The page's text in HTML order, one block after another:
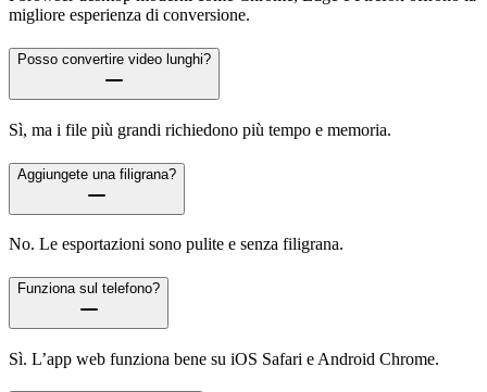
migliore esperienza di conversione.
Posso convertire video lunghi?
Sì, ma i file più grandi richiedono più tempo e memoria.
Aggiungete una filigrana?
No. Le esportazioni sono pulite e senza filigrana.
Funziona sul telefono?
Sì. L’app web funziona bene su iOS Safari e Android Chrome.